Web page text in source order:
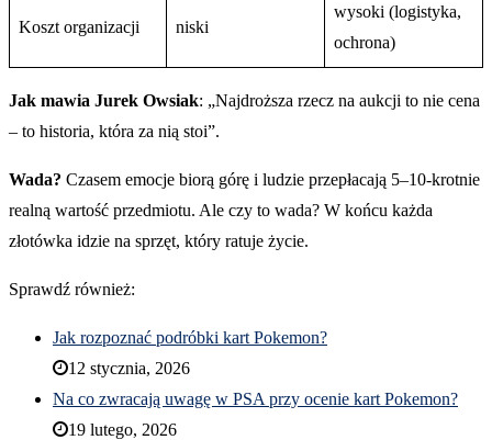
Koszt organizacji niski
wysoki (logistyka,
ochrona)
Jak mawia Jurek Owsiak: „Najdroższa rzecz na aukcji to nie cena
– to historia, która za nią stoi”.
Wada? Czasem emocje biorą górę i ludzie przepłacają 5–10-krotnie
realną wartość przedmiotu. Ale czy to wada? W końcu każda
złotówka idzie na sprzęt, który ratuje życie.
Sprawdź również:
Jak rozpoznać podróbki kart Pokemon?
12 stycznia, 2026
Na co zwracają uwagę w PSA przy ocenie kart Pokemon?
19 lutego, 2026